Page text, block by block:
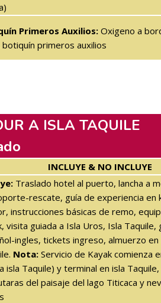
Primeros Auxilios: Oxigeno a
botiquín primeros auxilios
A ISLA TAQUILE
INCLUYE & NO INCLUYE
Traslado hotel al puerto, lancha a
rescate, guía de experiencia en
instrucciones básicas de remo,
visita guiada a Isla Uros, Isla Taquile,
ingles, tickets ingreso, almuerzo en
Nota: Servicio de Kayak comienza
isla Taquile) y terminal en isla
del paisaje del lago Titicaca y